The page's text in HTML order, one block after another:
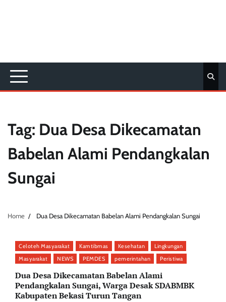
Tag: Dua Desa Dikecamatan
Babelan Alami Pendangkalan
Sungai
Home Dua Desa Dikecamatan Babelan Alami Pendangkalan Sungai
Celoteh Masyarakat Kamtibmas Kesehatan
Lingkungan
Masyarakat
NEWS PEMDES pemerintahan Peristiwa
Dua Desa Dikecamatan Babelan Alami
Pendangkalan Sungai, Warga Desak SDABMBK
Kabupaten Bekasi Turun Tangan